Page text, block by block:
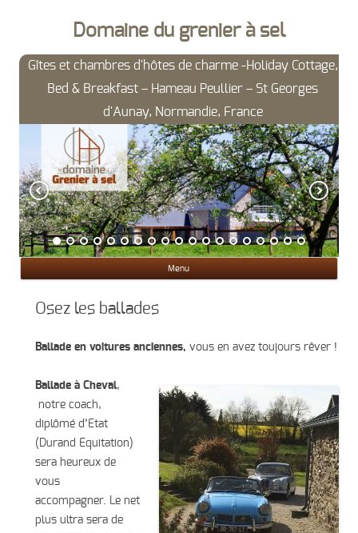
Domaine du grenier à sel
Gîtes et chambres d'hôtes de charme -Holiday Cottage,
Bed & Breakfast – Hameau Peullier – St Georges
d'Aunay, Normandie, France
Menu
Osez les ballades
Ballade en voitures anciennes, vous en avez toujours rêver !
Ballade à Cheval,
notre coach,
diplômé d’Etat
(Durand Equitation)
sera heureux de
vous
accompagner. Le net
plus ultra sera de